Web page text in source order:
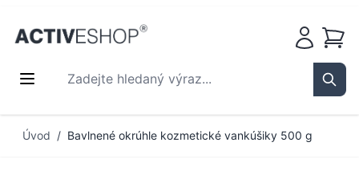
Zadejte hledaný výraz...
Košík
Úvod / Bavlnené okrúhle kozmetické vankúšiky 500 g